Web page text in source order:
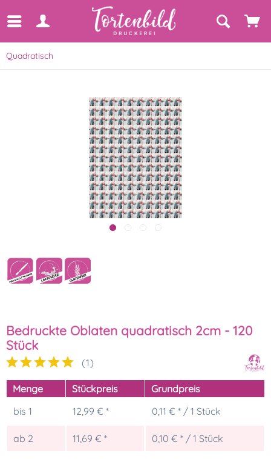
Quadratisch
Bedruckte Oblaten quadratisch 2cm - 120
Stück
(1)
Menge Stückpreis
Grundpreis
bis 1 12,99 € * 0,11 € * / 1 Stück
ab 2 11,69 € * 0,10 € * / 1 Stück